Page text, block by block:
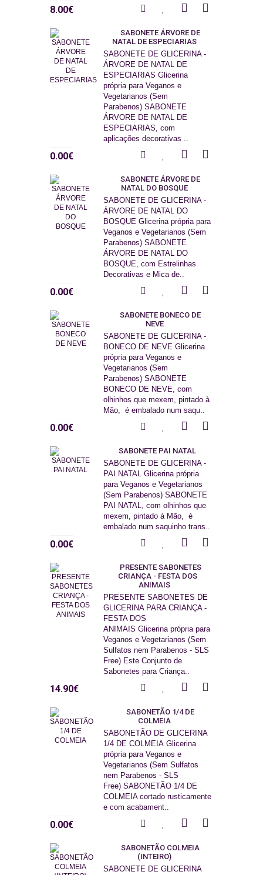
8.00€
SABONETE ÁRVORE DE
NATAL DE ESPECIARIAS
SABONETE DE GLICERINA -
ÁRVORE DE NATAL DE
ESPECIARIAS Glicerina
própria para Veganos e
Vegetarianos (Sem
Parabenos) SABONETE
ÁRVORE DE NATAL DE
ESPECIARIAS, com
aplicações decorativas ..
0.00€
SABONETE ÁRVORE DE
NATAL DO BOSQUE
SABONETE DE GLICERINA -
ÁRVORE DE NATAL DO
BOSQUE Glicerina própria para
Veganos e Vegetarianos (Sem
Parabenos) SABONETE
ÁRVORE DE NATAL DO
BOSQUE, com Estrelinhas
Decorativas e Mica de..
0.00€
SABONETE BONECO DE
NEVE
SABONETE DE GLICERINA -
BONECO DE NEVE Glicerina
própria para Veganos e
Vegetarianos (Sem
Parabenos) SABONETE
BONECO DE NEVE, com
olhinhos que mexem, pintado à
Mão, é embalado num saqu..
0.00€
SABONETE PAI NATAL
SABONETE DE GLICERINA -
PAI NATAL Glicerina própria
para Veganos e Vegetarianos
(Sem Parabenos) SABONETE
PAI NATAL, com olhinhos que
mexem, pintado à Mão, é
embalado num saquinho trans..
0.00€
PRESENTE SABONETES
CRIANÇA - FESTA DOS
ANIMAIS
PRESENTE SABONETES DE
GLICERINA PARA CRIANÇA -
FESTA DOS
ANIMAIS Glicerina própria para
Veganos e Vegetarianos (Sem
Sulfatos nem Parabenos - SLS
Free) Este Conjunto de
Sabonetes para Criança..
14.90€
SABONETÃO 1/4 DE
COLMEIA
SABONETÃO DE GLICERINA
1/4 DE COLMEIA Glicerina
própria para Veganos e
Vegetarianos (Sem Sulfatos
nem Parabenos - SLS
Free) SABONETÃO 1/4 DE
COLMEIA cortado rusticamente
e com acabament..
0.00€
SABONETÃO COLMEIA
(INTEIRO)
SABONETE DE GLICERINA